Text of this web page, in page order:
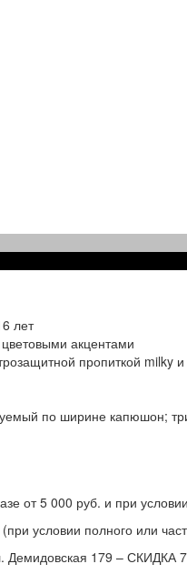
16 лет
акцентами
пропиткой
по ширине капюшон;
от 5 000 руб. и при
условии полного или
Демидовская 179 – СКИДКА